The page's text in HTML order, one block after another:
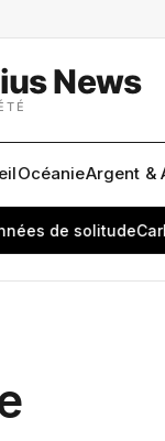
News
OcéanieArgent &
solitudeCarburant